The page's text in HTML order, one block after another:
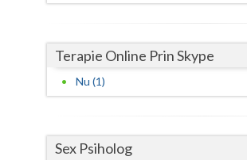
Maramures
Mehedinti
Neamt
Terapie Online Prin Skype
Nu (1)
Sex Psiholog